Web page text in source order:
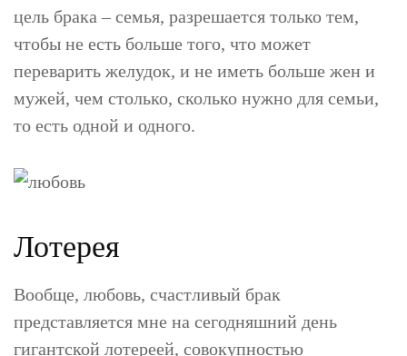
цель брака – семья, разрешается только тем,
чтобы не есть больше того, что может
переварить желудок, и не иметь больше жен и
мужей, чем столько, сколько нужно для семьи,
то есть одной и одного.
Лотерея
Вообще, любовь, счастливый брак
представляется мне на сегодняшний день
гигантской лотереей, совокупностью